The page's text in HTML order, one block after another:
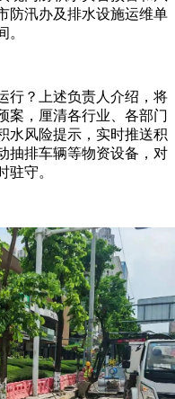
防汛办及排水设施运维单
。
行？上述负责人介绍，将
案，厘清各行业、各部门
水风险提示，实时推送积
抽排车辆等物资设备，对
驻守。